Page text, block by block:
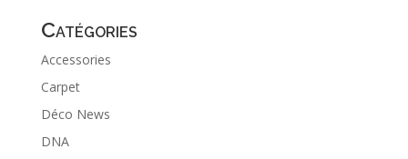
Catégories
Accessories
Carpet
Déco News
DNA